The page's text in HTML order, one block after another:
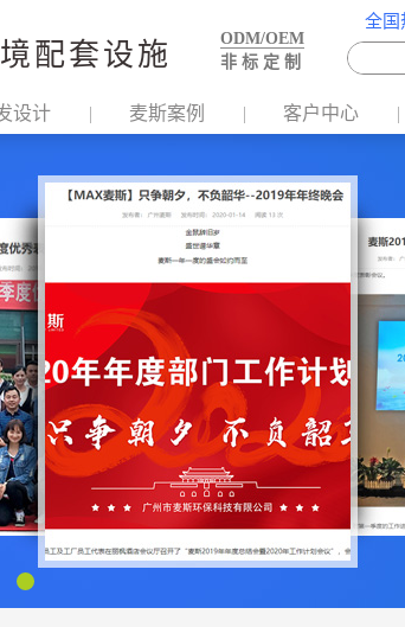
配套设施
ODM/OEM
非 标 定 制
全国
设计 麦斯案例 客户中心